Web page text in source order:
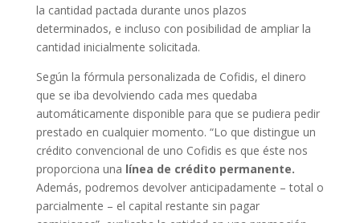
la cantidad pactada durante unos plazos
determinados, e incluso con posibilidad de ampliar la
cantidad inicialmente solicitada.
Según la fórmula personalizada de Cofidis, el dinero
que se iba devolviendo cada mes quedaba
automáticamente disponible para que se pudiera pedir
prestado en cualquier momento. “Lo que distingue un
crédito convencional de uno Cofidis es que éste nos
proporciona una línea de crédito permanente.
Además, podremos devolver anticipadamente – total o
parcialmente – el capital restante sin pagar